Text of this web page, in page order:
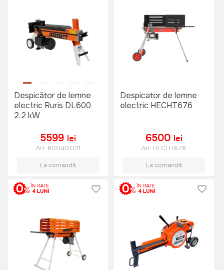
Despicător de lemne
electric Ruris DL600
2.2 kW
5599 lei
Art: 600dl2021
La comandă
Despicator de lemne
electric HECHT676
6500 lei
Art: HECHT676
La comandă